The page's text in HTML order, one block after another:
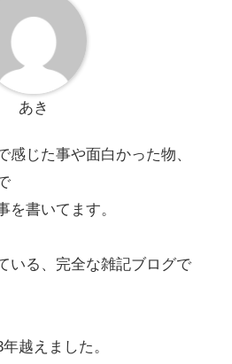
あき
感じた事や面白かった物、
を書いてます。
いる、完全な雑記ブログで
越えました。